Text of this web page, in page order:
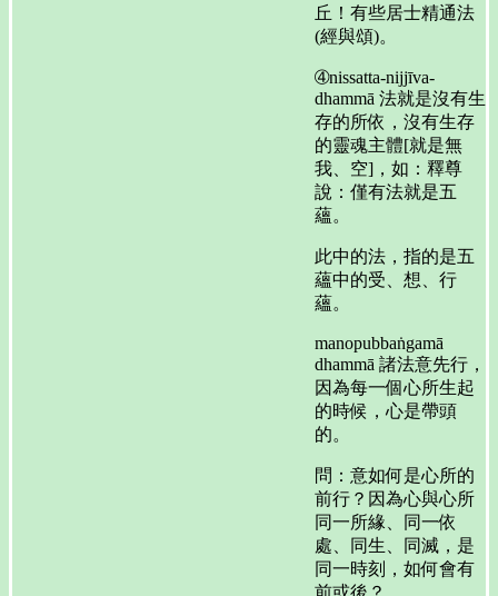
丘！有些居士精通法
(經與頌)。
➃nissatta-nijjīva-
dhammā 法就是沒有生
存的所依，沒有生存
的靈魂主體[就是無
我、空]，如：釋尊
說：僅有法就是五
蘊。
此中的法，指的是五
蘊中的受、想、行
蘊。
manopubbaṅgamā
dhammā 諸法意先行，
因為每一個心所生起
的時候，心是帶頭
的。
問：意如何是心所的
前行？因為心與心所
同一所緣、同一依
處、同生、同滅，是
同一時刻，如何會有
前或後？